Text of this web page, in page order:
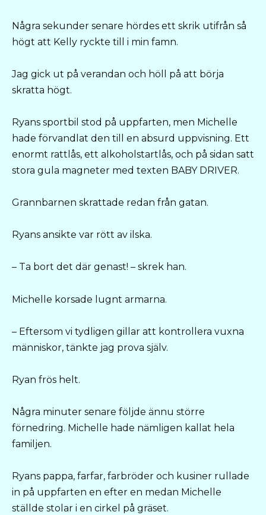
Några sekunder senare hördes ett skrik utifrån så
högt att Kelly ryckte till i min famn.
Jag gick ut på verandan och höll på att börja
skratta högt.
Ryans sportbil stod på uppfarten, men Michelle
hade förvandlat den till en absurd uppvisning. Ett
enormt rattlås, ett alkoholstartlås, och på sidan satt
stora gula magneter med texten BABY DRIVER.
Grannbarnen skrattade redan från gatan.
Ryans ansikte var rött av ilska.
– Ta bort det där genast! – skrek han.
Michelle korsade lugnt armarna.
– Eftersom vi tydligen gillar att kontrollera vuxna
människor, tänkte jag prova själv.
Ryan frös helt.
Några minuter senare följde ännu större
förnedring. Michelle hade nämligen kallat hela
familjen.
Ryans pappa, farfar, farbröder och kusiner rullade
in på uppfarten en efter en medan Michelle
ställde stolar i en cirkel på gräset.